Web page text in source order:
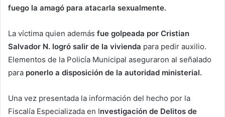
fuego la amagó para atacarla sexualmente.
La víctima quien además fue golpeada por Cristian
Salvador N. logró salir de la vivienda para pedir auxilio.
Elementos de la Policía Municipal aseguraron al señalado
para ponerlo a disposición de la autoridad ministerial.
Una vez presentada la información del hecho por la
Fiscalía Especializada en Investigación de Delitos de